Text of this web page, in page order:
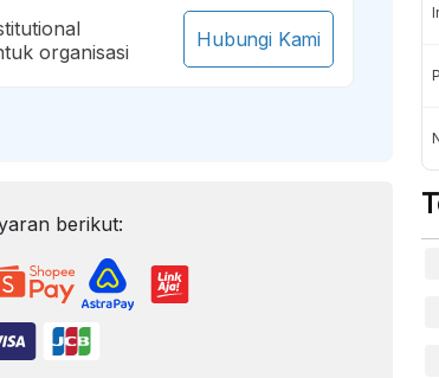
organisasi
Hubungi Kami
berikut: